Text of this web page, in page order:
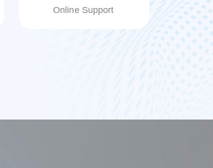
Online Support